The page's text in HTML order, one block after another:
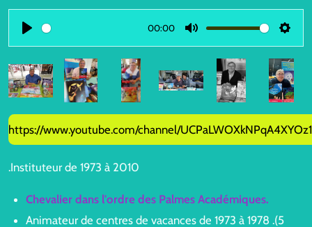
P
l
a
00:00
M
t
S
e
t
t
i
n
https://www.youtube.com/channel/
.Instituteur de 1973 à 2010
Chevalier dans l'ordre des Palmes Académiques.
Animateur de centres de vacances de 1973 à 1978 .(5